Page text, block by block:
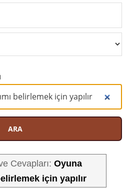
ARA
Cevapları: Oyuna
için yapılır